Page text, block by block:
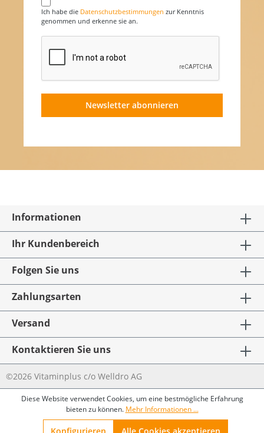
Ich habe die Datenschutzbestimmungen zur Kenntnis
genommen und erkenne sie an.
Newsletter abonnieren
Informationen
Ihr Kundenbereich
Folgen Sie uns
Zahlungsarten
Versand
Kontaktieren Sie uns
©2026 Vitaminplus c/o Welldro AG
Diese Website verwendet Cookies, um eine bestmögliche Erfahrung
bieten zu können. Mehr Informationen ...